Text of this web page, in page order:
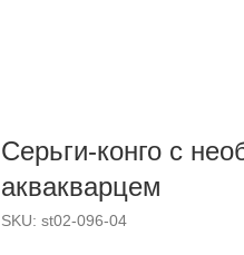
Серьги-конго с
аквакварцем
SKU: st02-096-04